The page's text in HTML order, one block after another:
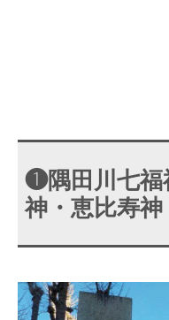
❶隅田川七福
神・恵比寿神